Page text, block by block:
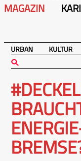
MAGAZIN
URBAN KULTUR